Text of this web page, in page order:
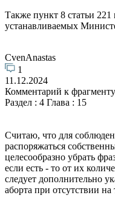
Также пункт 8 статьи 221
устанавливаемых
CvenAnastas
1
11.12.2024
Комментарий к
Раздел : 4 Глава : 15
Считаю, что для
распоряжаться
целесообразно убрать
если есть - то от их
следует дополнительно
аборта при отсутствии